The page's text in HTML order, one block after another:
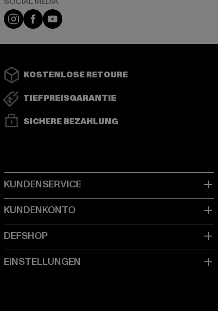
Instagram
FacebookYouTube
KOSTENLOSE RETOURE
TIEFPREISGARANTIE
SICHERE BEZAHLUNG